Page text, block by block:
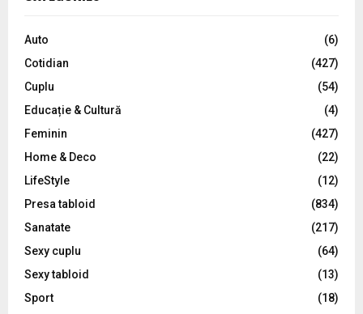
o
:
C
Auto
(6)
Cotidian
(427)
Cuplu
(54)
Educație & Cultură
(4)
Feminin
(427)
Home & Deco
(22)
LifeStyle
(12)
Presa tabloid
(834)
Sanatate
(217)
Sexy cuplu
(64)
Sexy tabloid
(13)
Sport
(18)